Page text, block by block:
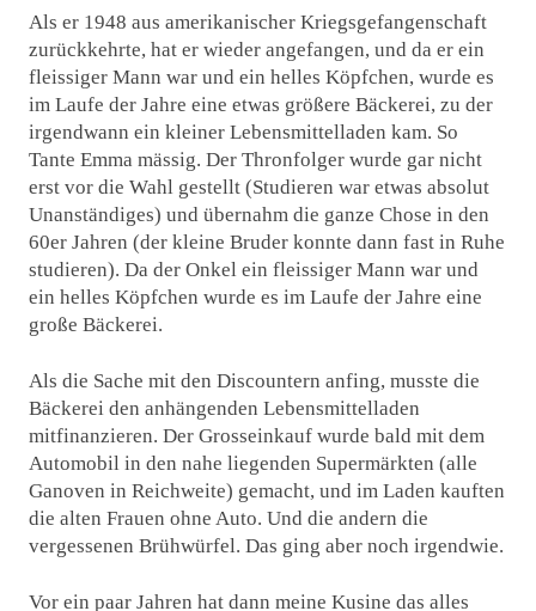
Als er 1948 aus amerikanischer Kriegsgefangenschaft
zurückkehrte, hat er wieder angefangen, und da er ein
fleissiger Mann war und ein helles Köpfchen, wurde es
im Laufe der Jahre eine etwas größere Bäckerei, zu der
irgendwann ein kleiner Lebensmittelladen kam. So
Tante Emma mässig. Der Thronfolger wurde gar nicht
erst vor die Wahl gestellt (Studieren war etwas absolut
Unanständiges) und übernahm die ganze Chose in den
60er Jahren (der kleine Bruder konnte dann fast in Ruhe
studieren). Da der Onkel ein fleissiger Mann war und
ein helles Köpfchen wurde es im Laufe der Jahre eine
große Bäckerei.
Als die Sache mit den Discountern anfing, musste die
Bäckerei den anhängenden Lebensmittelladen
mitfinanzieren. Der Grosseinkauf wurde bald mit dem
Automobil in den nahe liegenden Supermärkten (alle
Ganoven in Reichweite) gemacht, und im Laden kauften
die alten Frauen ohne Auto. Und die andern die
vergessenen Brühwürfel. Das ging aber noch irgendwie.
Vor ein paar Jahren hat dann meine Kusine das alles